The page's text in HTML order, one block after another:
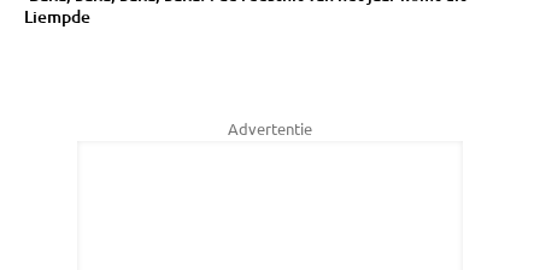
Liempde
Advertentie